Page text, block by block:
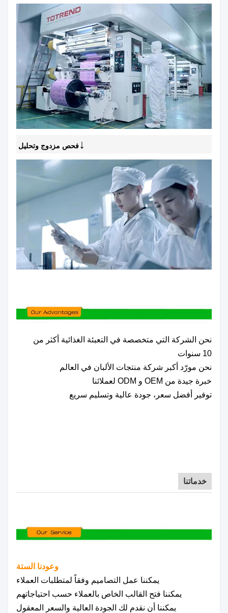
↓فحص مزدوج وتحليل
نحن الشركة التي متخصصة في التعبئة الغذائية أكثر من
10 سنوات
نحن مورّد أكبر شركة منتجات الألبان في العالم
خبرة جيدة من OEM و ODM لعملائنا
توفير أفضل سعر، جودة عالية وتسليم سريع
خدماتنا
وعودنا الستة
يمكننا عمل التصاميم وفقاً لمتطلبات العملاء
يمكننا فتح القالب الخاص بالعملاء حسب احتياجاتهم
يمكننا أن نقدم لك الجودة العالية والسعر المعقول